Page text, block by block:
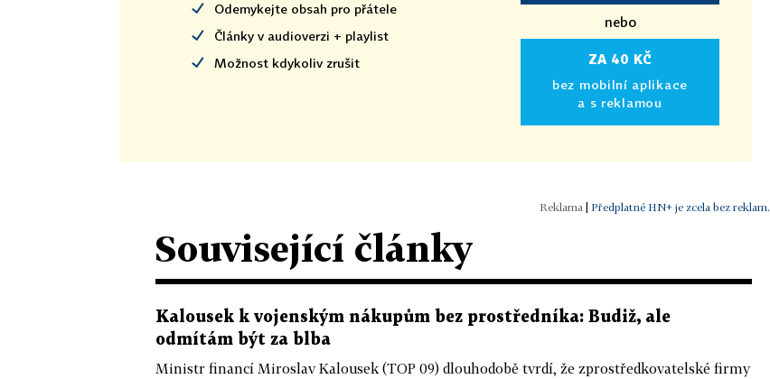
Odemykejte obsah pro přátele
Články v audioverzi + playlist
Možnost kdykoliv zrušit
nebo
ZA 40 KČ
bez mobilní aplikace
a s reklamou
Předplatné HN+ je zcela bez reklam.
Související články
Kalousek k vojenským nákupům bez prostředníka: Budiž, ale
odmítám být za blba
Ministr financí Miroslav Kalousek (TOP 09) dlouhodobě tvrdí, že zprostředkovatelské firmy